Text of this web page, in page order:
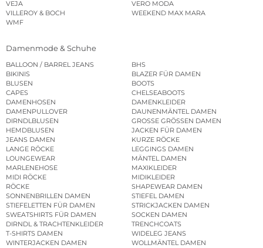
VEJA
VERO MODA
VILLEROY & BOCH
WEEKEND MAX MARA
WMF
Damenmode & Schuhe
BALLOON / BARREL JEANS
BHS
BIKINIS
BLAZER FÜR DAMEN
BLUSEN
BOOTS
CAPES
CHELSEABOOTS
DAMENHOSEN
DAMENKLEIDER
DAMENPULLOVER
DAUNENMÄNTEL DAMEN
DIRNDLBLUSEN
GROSSE GRÖSSEN DAMEN
HEMDBLUSEN
JACKEN FÜR DAMEN
JEANS DAMEN
KURZE RÖCKE
LANGE RÖCKE
LEGGINGS DAMEN
LOUNGEWEAR
MÄNTEL DAMEN
MARLENEHOSE
MAXIKLEIDER
MIDI RÖCKE
MIDIKLEIDER
RÖCKE
SHAPEWEAR DAMEN
SONNENBRILLEN DAMEN
STIEFEL DAMEN
STIEFELETTEN FÜR DAMEN
STRICKJACKEN DAMEN
SWEATSHIRTS FÜR DAMEN
SOCKEN DAMEN
DIRNDL & TRACHTENKLEIDER
TRENCHCOATS
T-SHIRTS DAMEN
WIDELEG JEANS
WINTERJACKEN DAMEN
WOLLMÄNTEL DAMEN